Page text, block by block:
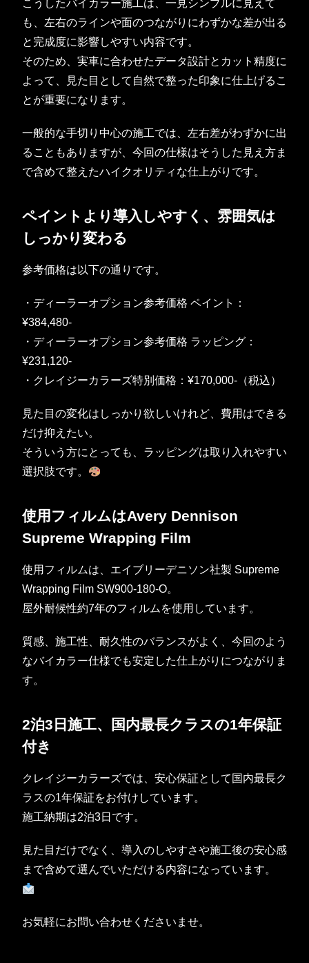
こうしたバイカラー施工は、一見シンプルに見えて
も、左右のラインや面のつながりにわずかな差が出る
と完成度に影響しやすい内容です。
そのため、実車に合わせたデータ設計とカット精度に
よって、見た目として自然で整った印象に仕上げるこ
とが重要になります。
一般的な手切り中心の施工では、左右差がわずかに出
ることもありますが、今回の仕様はそうした見え方ま
で含めて整えたハイクオリティな仕上がりです。
ペイントより導入しやすく、雰囲気は
しっかり変わる
参考価格は以下の通りです。
・ディーラーオプション参考価格 ペイント：
¥384,480-
・ディーラーオプション参考価格 ラッピング：
¥231,120-
・クレイジーカラーズ特別価格：¥170,000-（税込）
見た目の変化はしっかり欲しいけれど、費用はできる
だけ抑えたい。
そういう方にとっても、ラッピングは取り入れやすい
選択肢です。
使用フィルムはAvery Dennison
Supreme Wrapping Film
使用フィルムは、エイブリーデニソン社製 Supreme
Wrapping Film SW900-180-O。
屋外耐候性約7年のフィルムを使用しています。
質感、施工性、耐久性のバランスがよく、今回のよう
なバイカラー仕様でも安定した仕上がりにつながりま
す。
2泊3日施工、国内最長クラスの1年保証
付き
クレイジーカラーズでは、安心保証として国内最長ク
ラスの1年保証をお付けしています。
施工納期は2泊3日です。
見た目だけでなく、導入のしやすさや施工後の安心感
まで含めて選んでいただける内容になっています。
お気軽にお問い合わせくださいませ。